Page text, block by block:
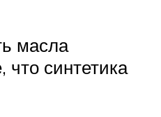
масла
синтетика